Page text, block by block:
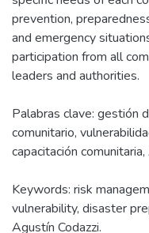
prevention,
and emergency
participation from all
leaders and authorities.
Palabras clave: gestión
comunitario,
capacitación
Keywords: risk
vulnerability, disaster
Agustín Codazzi.